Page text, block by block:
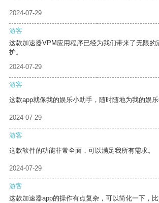
2024-07-29
游客
这款加速器VPM应用程序已经为我们带来了无限的
护。
2024-07-29
游客
这款app就像我的娱乐小助手，随时随地为我的娱乐
2024-07-29
游客
这款软件的功能非常全面，可以满足我所有需求。
2024-07-29
游客
这款加速器app的操作有点复杂，可以简化一下，